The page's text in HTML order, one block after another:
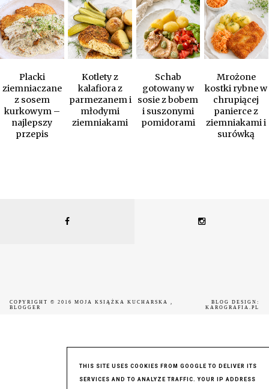
Placki
ziemniaczane
z sosem
kurkowym –
najlepszy
przepis
Kotlety z
kalafiora z
parmezanem i
młodymi
ziemniakami
Schab
gotowany w
sosie z bobem
i suszonymi
pomidorami
Mrożone
kostki rybne w
chrupiącej
panierce z
ziemniakami i
surówką
COPYRIGHT © 2016 MOJA KSIĄŻKA KUCHARSKA
BLOGGER
BLOG DESIGN:
KAROGRAFIA.PL
THIS SITE USES COOKIES FROM GOOGLE TO DELIVER ITS
SERVICES AND TO ANALYZE TRAFFIC. YOUR IP ADDRESS